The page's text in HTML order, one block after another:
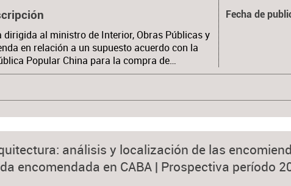
dirigida al ministro de Interior, Obras Públicas y
en relación a un supuesto acuerdo con la
Popular China para la compra de…
Fecha de
análisis y localización de las
encomendada en CABA | Prospectiva período